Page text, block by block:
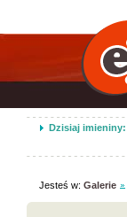
Dzisiaj imieniny:
Jesteś w:Galerie